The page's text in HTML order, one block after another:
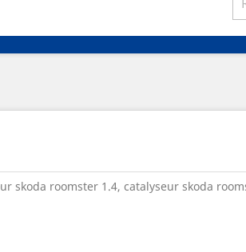
skoda roomster 1.4, catalyseur skoda